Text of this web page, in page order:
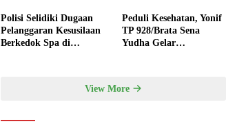
Polisi Selidiki Dugaan
Pelanggaran Kesusilaan
Berkedok Spa di
Peduli Kesehatan, Yonif
TP 928/Brata Sena
Yudha Gelar
Gilimanuk
View More